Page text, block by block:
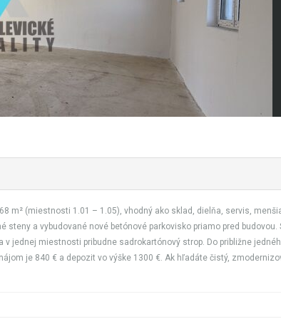
m² (miestnosti 1.01 – 1.05), vhodný ako sklad, dielňa, servis,
a vybudované nové betónové parkovisko priamo pred
jednej miestnosti pribudne sadrokartónový strop. Do približne
je 840 € a depozit vo výške 1300 €. Ak hľadáte čistý,